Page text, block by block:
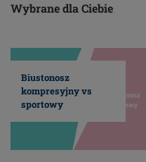
Wybrane dla Ciebie
Biustonosz
kompresyjny vs
sportowy